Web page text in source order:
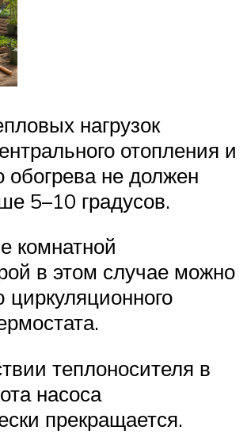
нагрузок
отопления и
обогрева не должен
5–10 градусов.
комнатной
в этом случае можно
теплоносителя в
насоса
прекращается.